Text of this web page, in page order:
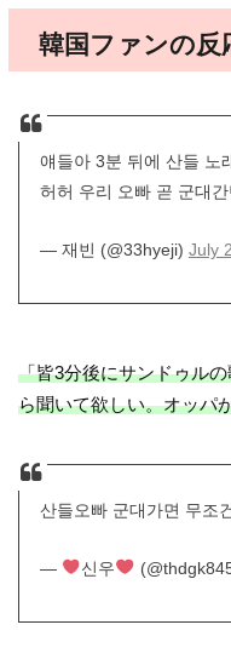
韓国ファンの反
얘들아 3분 뒤에 산들 노
허허 우리 오빠 곧 군대
— 재빈 (@33hyeji) July
「皆3分後にサンドゥル
ら聞いて欲しい。オッパ
산들오빠 군대가면 무조
— 신우